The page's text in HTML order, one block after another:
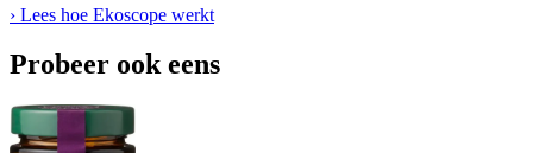
› Lees hoe Ekoscope werkt
Probeer ook eens